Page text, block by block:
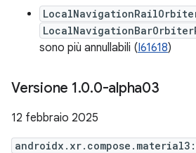
sono più annullabili (I61618)
Versione 1.0.0-alpha03
12 febbraio 2025